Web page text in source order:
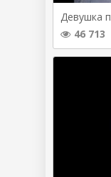
Девушка
46 713